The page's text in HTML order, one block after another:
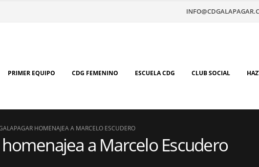
PRIMER EQUIPO CDG FEMENINO ESCUELA CDG CLUB SOCIAL
HOMENAJEA A MARCELO ESCUDERO
homenajea a Marcelo Escudero